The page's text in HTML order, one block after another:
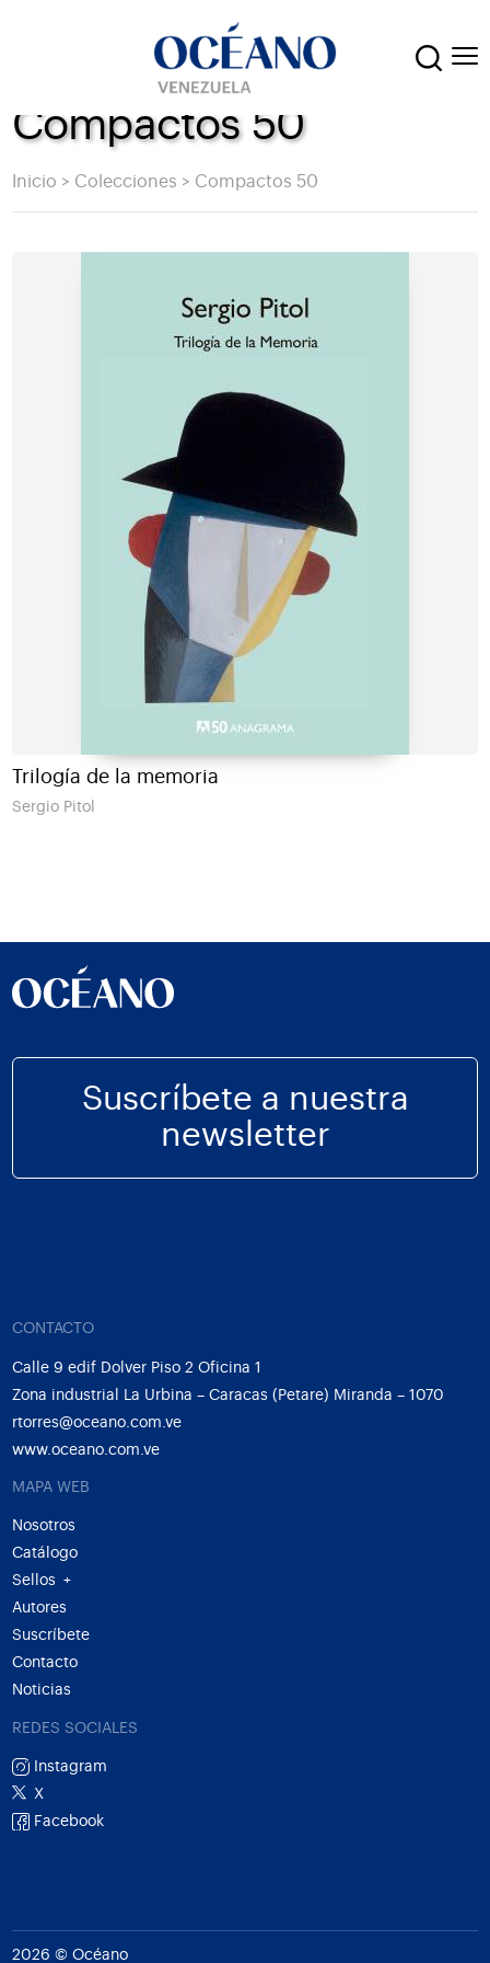
Compactos 50
Inicio > Colecciones > Compactos 50
Trilogía de la memoria
Sergio Pitol
Suscríbete a nuestra
newsletter
CONTACTO
Calle 9 edif Dolver Piso 2 Oficina 1
Zona industrial La Urbina – Caracas (Petare) Miranda – 1070
rtorres@oceano.com.ve
www.oceano.com.ve
MAPA WEB
Nosotros
Catálogo
Sellos
+
Autores
Suscríbete
Contacto
Noticias
REDES SOCIALES
Instagram
X
Facebook
2026 © Océano